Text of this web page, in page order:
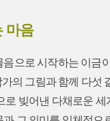
마음
으로 시작하는 이금
의 그림과 함께 다섯
로 빚어낸 다채로운 세